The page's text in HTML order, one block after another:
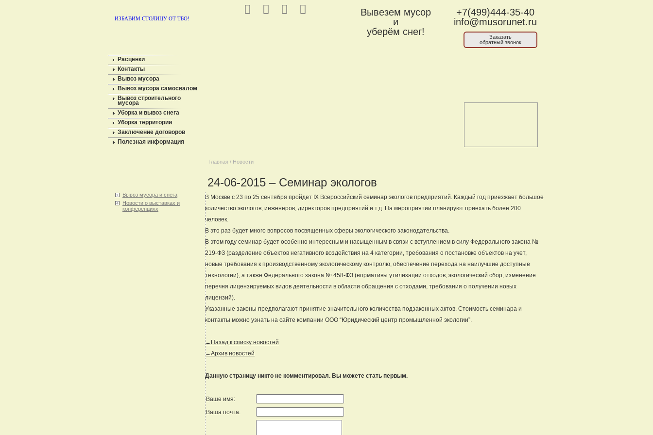
ИЗБАВИМ СТОЛИЦУ ОТ ТБО!
Вывезем мусор
и
уберём снег!
+7(499)444-35-40
info@musorunet.ru
Заказать
обратный звонок
Расценки
Контакты
Вывоз мусора
Вывоз мусора самосвалом
Вывоз строительного
мусора
Уборка и вывоз снега
Уборка территории
Заключение договоров
Полезная информация
Главная / Новости
24-06-2015 – Семинар экологов
Вывоз мусора и снега
Новости о выставках и
конференциях
В Москве с 23 по 25 сентября пройдет IХ Всероссийский семинар экологов предприятий. Каждый год приезжает большое
количество экологов, инженеров, директоров предприятий и т.д. На мероприятии планируют приехать более 200
человек.
В это раз будет много вопросов посвященных сферы экологического законодательства.
В этом году семинар будет особенно интересным и насыщенным в связи с вступлением в силу Федерального закона №
219-ФЗ (разделение объектов негативного воздействия на 4 категории, требования о постановке объектов на учет,
новые требования к производственному экологическому контролю, обеспечение перехода на наилучшие доступные
технологии), а также Федерального закона № 458-ФЗ (нормативы утилизации отходов, экологический сбор, изменение
перечня лицензируемых видов деятельности в области обращения с отходами, требования о получении новых
лицензий).
Указанные законы предполагают принятие значительного количества подзаконных актов. Стоимость семинара и
контакты можно узнать на сайте компании ООО “Юридический центр промышленной экологии”.
←Назад к списку новостей
←Архив новостей
Данную страницу никто не комментировал. Вы можете стать первым.
Ваше имя:
Ваша почта: